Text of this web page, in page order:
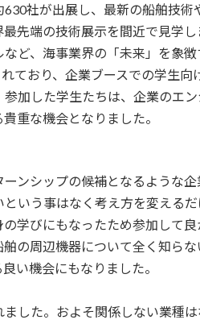
社が出展し、最新の船舶技
先端の技術展示を間近で見学
ど、海事業界の「未来」を象徴
ており、企業ブースでの学生
加した学生たちは、企業のエ
重な機会となりました。
ーンシップの候補となるような
いう事はなく考え方を変える
学びにもなったため参加して
舶の周辺機器について全く知ら
い機会にもなりました。
ました。およそ関係しない業種